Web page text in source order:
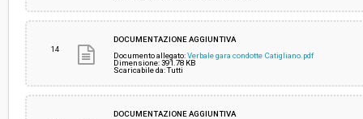
14
DOCUMENTAZIONE AGGIUNTIVA
Documento allegato:Verbale gara condotte Catigliano.pdf
Dimensione: 391.78 KB
Scaricabile da: Tutti
DOCUMENTAZIONE AGGIUNTIVA